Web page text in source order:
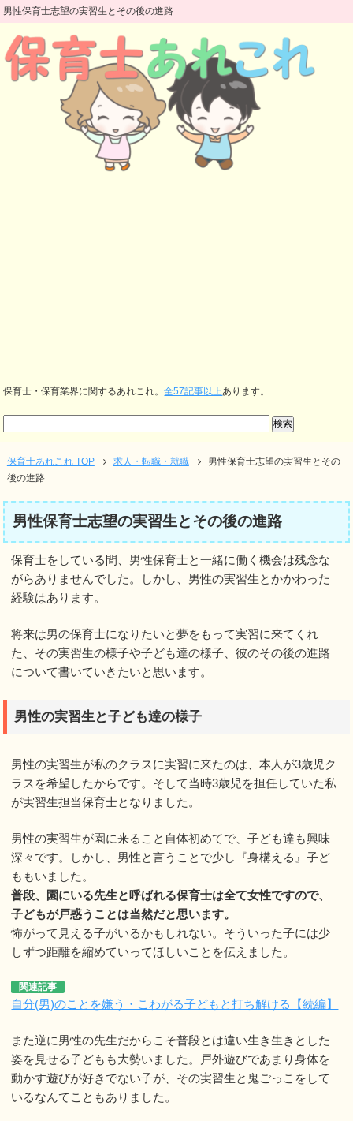
男性保育士志望の実習生とその後の進路
保育士・保育業界に関するあれこれ。全57記事以上あります。
保育士あれこれ TOP 求人・転職・就職
男性保育士志望の実習生とその
後の進路
男性保育士志望の実習生とその後の進路
保育士をしている間、男性保育士と一緒に働く機会は残念な
がらありませんでした。しかし、男性の実習生とかかわった
経験はあります。
将来は男の保育士になりたいと夢をもって実習に来てくれ
た、その実習生の様子や子ども達の様子、彼のその後の進路
について書いていきたいと思います。
男性の実習生と子ども達の様子
男性の実習生が私のクラスに実習に来たのは、本人が3歳児ク
ラスを希望したからです。そして当時3歳児を担任していた私
が実習生担当保育士となりました。
男性の実習生が園に来ること自体初めてで、子ども達も興味
深々です。しかし、男性と言うことで少し『身構える』子ど
ももいました。
普段、園にいる先生と呼ばれる保育士は全て女性ですので、
子どもが戸惑うことは当然だと思います。
怖がって見える子がいるかもしれない。そういった子には少
しずつ距離を縮めていってほしいことを伝えました。
関連記事
自分(男)のことを嫌う・こわがる子どもと打ち解ける【続編】
また逆に男性の先生だからこそ普段とは違い生き生きとした
姿を見せる子どもも大勢いました。戸外遊びであまり身体を
動かす遊びが好きでない子が、その実習生と鬼ごっこをして
いるなんてこともありました。